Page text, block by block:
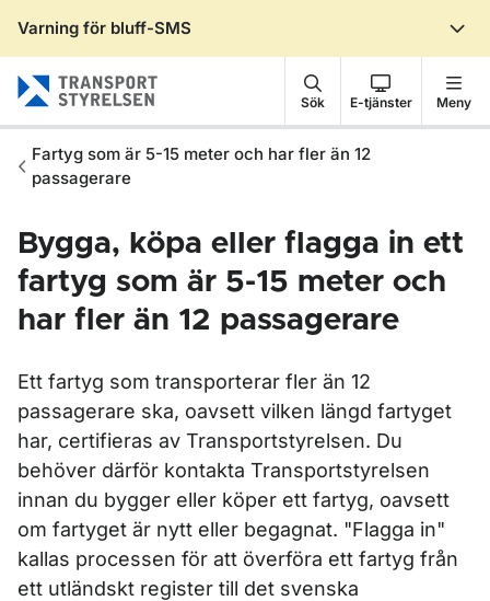
Varning för bluff-SMS
Sök E-tjänster Meny
Fartyg som är 5-15 meter och har fler än 12
passagerare
Bygga, köpa eller flagga in ett
fartyg som är 5-15 meter och
har fler än 12 passagerare
Ett fartyg som transporterar fler än 12
passagerare ska, oavsett vilken längd fartyget
har, certifieras av Transportstyrelsen. Du
behöver därför kontakta Transportstyrelsen
innan du bygger eller köper ett fartyg, oavsett
om fartyget är nytt eller begagnat. "Flagga in"
kallas processen för att överföra ett fartyg från
ett utländskt register till det svenska